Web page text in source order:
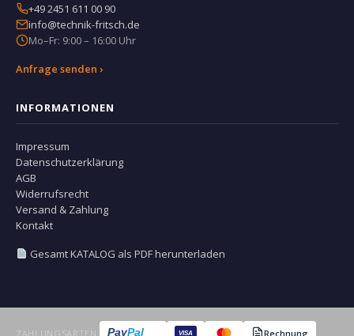
+49 2451 611 00 90
info@technik-fritsch.de
Mo–Fr: 9:00 – 16:00 Uhr
Anfrage senden ›
INFORMATIONEN
Impressum
Datenschutzerklärung
AGB
Widerrufsrecht
Versand & Zahlung
Kontakt
Gesamt KATALOG als PDF herunterladen
ZAHLUNGSARTEN: PayPal VISA Rechnung